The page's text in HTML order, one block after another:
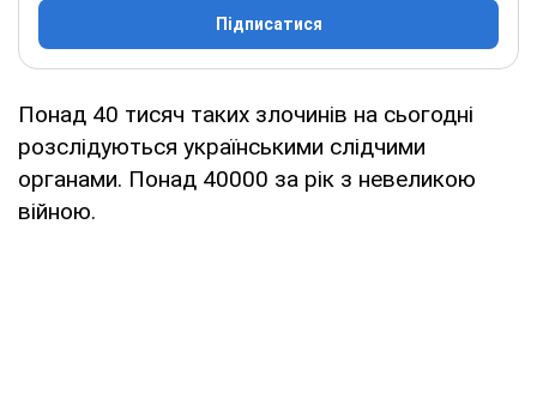
Підписатися
Понад 40 тисяч таких злочинів на сьогодні
розслідуються українськими слідчими
органами. Понад 40000 за рік з невеликою
війною.